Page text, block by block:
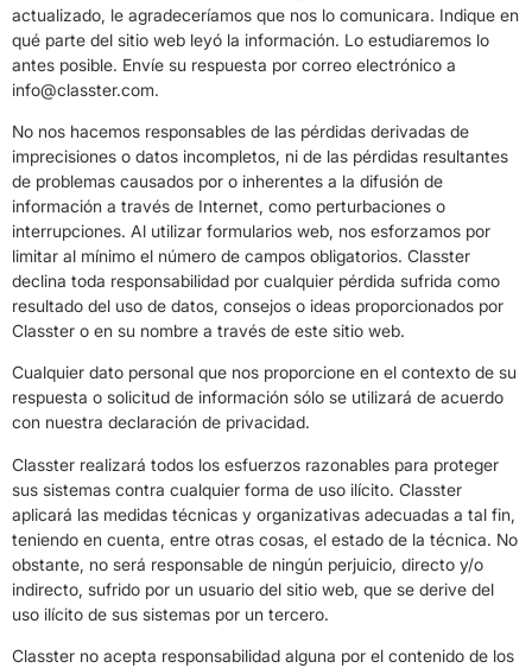
actualizado, le agradeceríamos que nos lo comunicara. Indique en
qué parte del sitio web leyó la información. Lo estudiaremos lo
antes posible. Envíe su respuesta por correo electrónico a
info@classter.com.
No nos hacemos responsables de las pérdidas derivadas de
imprecisiones o datos incompletos, ni de las pérdidas resultantes
de problemas causados por o inherentes a la difusión de
información a través de Internet, como perturbaciones o
interrupciones. Al utilizar formularios web, nos esforzamos por
limitar al mínimo el número de campos obligatorios. Classter
declina toda responsabilidad por cualquier pérdida sufrida como
resultado del uso de datos, consejos o ideas proporcionados por
Classter o en su nombre a través de este sitio web.
Cualquier dato personal que nos proporcione en el contexto de su
respuesta o solicitud de información sólo se utilizará de acuerdo
con nuestra declaración de privacidad.
Classter realizará todos los esfuerzos razonables para proteger
sus sistemas contra cualquier forma de uso ilícito. Classter
aplicará las medidas técnicas y organizativas adecuadas a tal fin,
teniendo en cuenta, entre otras cosas, el estado de la técnica. No
obstante, no será responsable de ningún perjuicio, directo y/o
indirecto, sufrido por un usuario del sitio web, que se derive del
uso ilícito de sus sistemas por un tercero.
Classter no acepta responsabilidad alguna por el contenido de los